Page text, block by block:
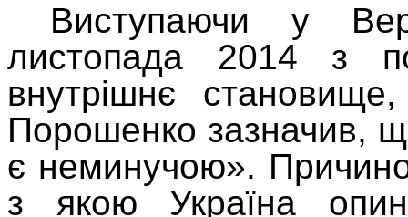
Виступаючи у
листопада 2014 з
внутрішнє
Порошенко зазначив,
є неминучою».
з якою Україна